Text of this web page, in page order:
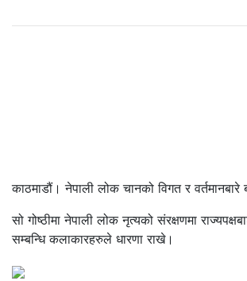
काठमाडौं। नेपाली लोक चानको विगत र
सो गोष्ठीमा नेपाली लोक नृत्यको संरक्षणमा
सम्बन्धि कलाकारहरुले धारणा राखे।